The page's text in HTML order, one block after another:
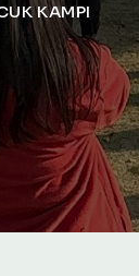
KAMPI